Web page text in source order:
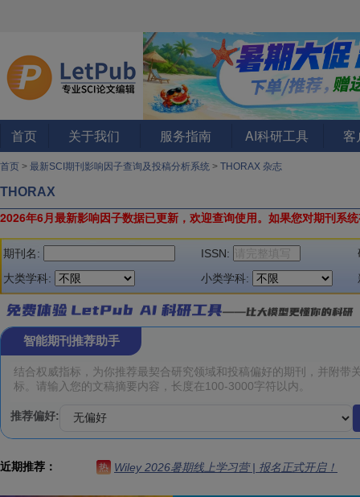
首页 关于我们 服务指南 AI科研工具 客
首页 > 最新SCI期刊影响因子查询及投稿分析系统 > THORAX 杂志
THORAX
2026年6月最新影响因子数据已更新，欢迎查询使用。 如果您对期刊系
期刊名: ISSN:
大类学科:
小类学科:
智能期刊推荐助手
推荐偏好:
近期推荐： 热 Wiley 2026暑期线上学习营 | 报名正式开启！